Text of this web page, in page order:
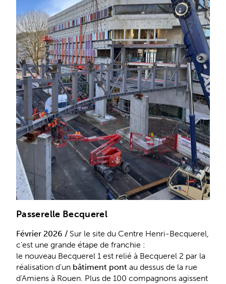
Passerelle Becquerel
Février 2026 / Sur le site du Centre Henri-Becquerel,
c'est une grande étape de franchie :
le nouveau Becquerel 1 est relié à Becquerel 2 par la
réalisation d'un bâtiment pont au dessus de la rue
d'Amiens à Rouen. Plus de 100 compagnons agissent